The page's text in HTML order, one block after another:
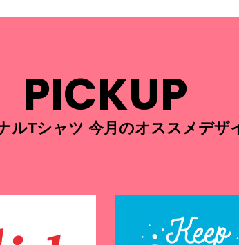
PICKUP
ルTシャツ 今月のオススメデザ